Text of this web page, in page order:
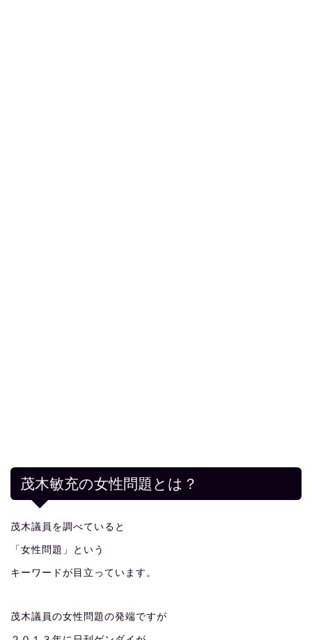
茂木敏充の女性問題とは？
茂木議員を調べていると
「女性問題」という
キーワードが目立っています。
茂木議員の女性問題の発端ですが